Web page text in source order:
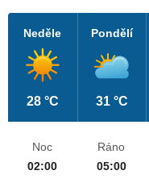
Neděle
28 °C
Pondělí
31 °C
Noc
02:00
Ráno
05:00